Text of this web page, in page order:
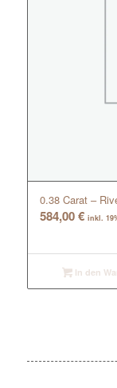
0.38 Carat –
584,00€ inkl.
In den